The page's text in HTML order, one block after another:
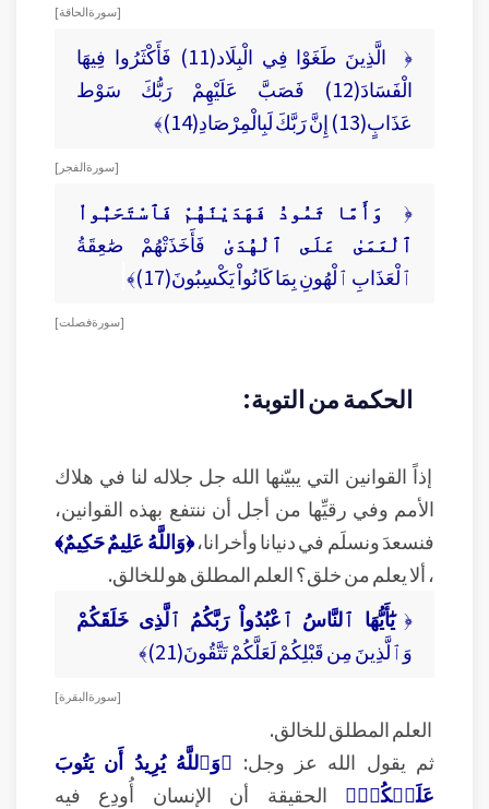
[ سورة الحاقة ]
﴿ الَّذِينَ طَغَوْا فِي الْبِلَاد(11) فَأَكْثَرُوا فِيهَا
الْفَسَادَ(12) فَصَبَّ عَلَيْهِمْ رَبُّكَ سَوْط
عَذَابٍ(13) إِنَّ رَبَّكَ لَبِالْمِرْصَادِ(14)﴾
[ سورة الفجر ]
﴿
وَأَمَّا ثَمُودُ فَهَدَيْنَٰهُمْ فَٱسْتَحَبُّواْ
ٱلْعَمَىٰ عَلَى ٱلْهُدَىٰ فَأَخَذَتْهُمْ صَٰعِقَةُ
ٱلْعَذَابِ ٱلْهُونِ بِمَا كَانُواْ يَكْسِبُونَ(17)﴾
[ سورة فصلت ]
الحكمة من التوبة:
إذاً القوانين التي يبيّنها الله جل جلاله لنا في هلاك
الأمم وفي رقيِّها من أجل أن ننتفع بهذه القوانين،
فنسعدَ ونسلَم في دنيانا وأخرانا،﴿وَاللَّهُ عَلِيمٌ حَكِيمٌ﴾
، ألا يعلم من خلق؟ العلم المطلق هو للخالق.
﴿ يَٰٓأَيُّهَا ٱلنَّاسُ ٱعْبُدُواْ رَبَّكُمُ ٱلَّذِى خَلَقَكُمْ
وَٱلَّذِينَ مِن قَبْلِكُمْ لَعَلَّكُمْ تَتَّقُونَ(21)﴾
[ سورة البقرة ]
العلم المطلق للخالق.
ثم يقول الله عز وجل: ﴿وَٱللَّهُ يُرِيدُ أَن يَتُوبَ
عَلَيۡكُمۡ﴾ الحقيقة أن الإنسان أُودِع فيه